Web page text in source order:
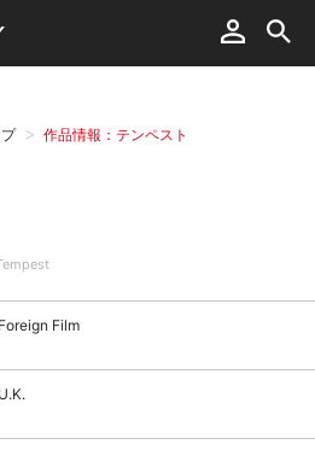
作品情報：テンペスト
Film